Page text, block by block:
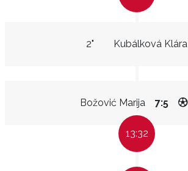
Kubálková Klára
2"
Božović Marija 7:5
13:32